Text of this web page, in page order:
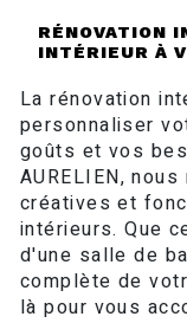
RÉNOVATION
INTÉRIEUR À
La rénovation
personnaliser
goûts et vos
AURELIEN,
créatives et
intérieurs. Que
d'une salle de
complète de
là pour vous